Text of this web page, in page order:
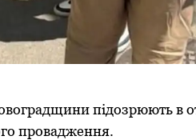
підозрюють в
провадження.